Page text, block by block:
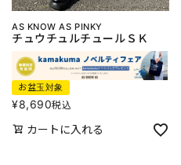
AS KNOW AS PINKY
チュウチュルチュールＳＫ
お盆玉対象
¥8,690税込
カートに入れる